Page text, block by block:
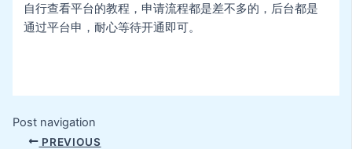
自行查看平台的教程，申请流程都是差不多的，后台都是
通过平台申，耐心等待开通即可。
Post navigation
PREVIOUS